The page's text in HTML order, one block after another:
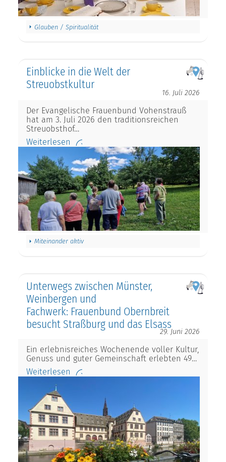
Glauben / Spiritualität
Einblicke in die Welt der
Streuobstkultur
16. Juli 2026
Der Evangelische Frauenbund Vohenstrauß
hat am 3. Juli 2026 den traditionsreichen
Streuobsthof…
Weiterlesen
Miteinander aktiv
Unterwegs zwischen Münster,
Weinbergen und
Fachwerk: Frauenbund Obernbreit
besucht Straßburg und das Elsass
29. Juni 2026
Ein erlebnisreiches Wochenende voller Kultur,
Genuss und guter Gemeinschaft erlebten 49…
Weiterlesen